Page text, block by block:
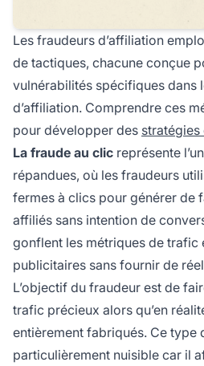
Les fraudeurs d’affiliation
de tactiques, chacune conçue
vulnérabilités spécifiques dans
d’affiliation. Comprendre ces
pour développer des
La fraude au clic représente
répandues, où les fraudeurs
fermes à clics pour générer de
affiliés sans intention de
gonflent les métriques de trafic
publicitaires sans fournir de
L’objectif du fraudeur est de
trafic précieux alors qu’en
entièrement fabriqués. Ce type
particulièrement nuisible car il